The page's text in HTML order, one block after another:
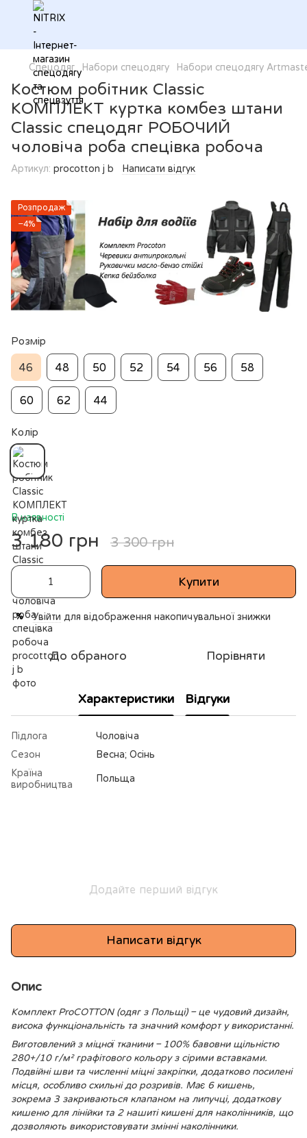
Спецодяг Набори спецодягу Набори спецодягу
Костюм робітник Classic
КОМПЛЕКТ куртка комбез штани
Classic спецодяг РОБОЧИЙ
чоловіча роба спецівка робоча
Артикул: procotton j b Написати відгук
Розпродаж
−4%
Розмір
46 48 50 52 54 56 58
60 62 44
Колір
В наявності
3 180 грн 3 300 грн
Купити
% Увійти для відображення накопичувальної знижки
До обраного Порівняти
Характеристики Відгуки
Підлога
Чоловіча
Сезон
Весна; Осінь
Країна
виробництва
Польща
Додайте перший відгук
Написати відгук
Опис
Комплект ProCOTTON (одяг з Польщі) – це чудовий дизайн,
висока функціональність та значний комфорт у використанні.
Виготовлений з міцної тканини – 100% бавовни щільністю
280+/10 г/м² графітового кольору з сірими вставками.
Подвійні шви та численні міцні закріпки, додатково посилені
місця, особливо схильні до розривів. Має 6 кишень,
зокрема 3 закриваються клапаном на липучці, додаткову
кишеню для лінійки та 2 нашиті кишені для наколінників, що
дозволяють використовувати змінні наколінники.